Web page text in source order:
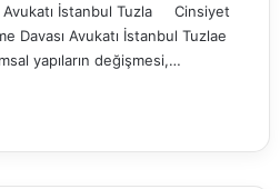
Avukatı İstanbul Tuzla Cinsiyet
Davası Avukatı İstanbul Tuzlae
yapıların değişmesi,…